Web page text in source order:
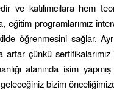
ve katılımcılara hem
eğitim programlarımız
öğrenmesini sağlar.
artar çünkü
alanında isim
bizim